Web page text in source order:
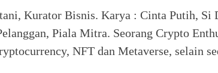
Kurator Bisnis. Karya : Cinta Putih, Si
Piala Mitra. Seorang Crypto
NFT dan Metaverse, selain